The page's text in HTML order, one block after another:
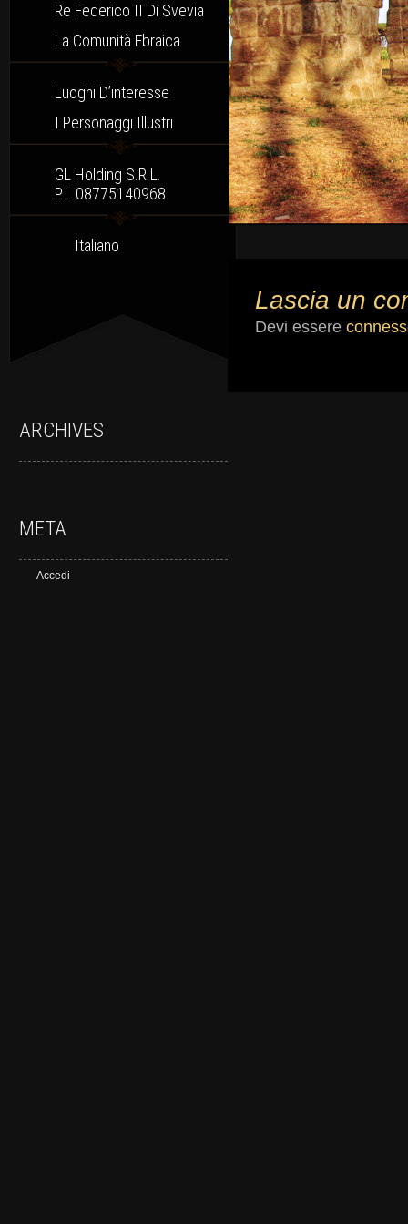
Re Federico II Di Svevia
La Comunità Ebraica
Luoghi D’interesse
I Personaggi Illustri
GL Holding S.r.l.
P.I. 08775140968
Italiano
Lascia un
Devi essere
ARCHIVES
META
Accedi